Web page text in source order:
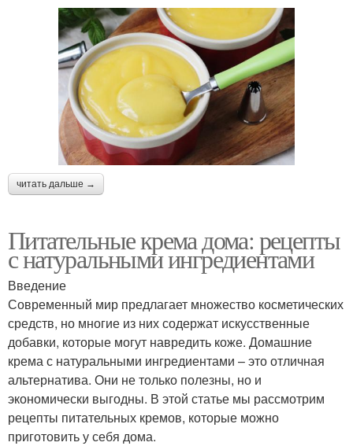
читать дальше →
Питательные крема дома: рецепты
с натуральными ингредиентами
Введение
Современный мир предлагает множество косметических
средств, но многие из них содержат искусственные
добавки, которые могут навредить коже. Домашние
крема с натуральными ингредиентами – это отличная
альтернатива. Они не только полезны, но и
экономически выгодны. В этой статье мы рассмотрим
рецепты питательных кремов, которые можно
приготовить у себя дома.